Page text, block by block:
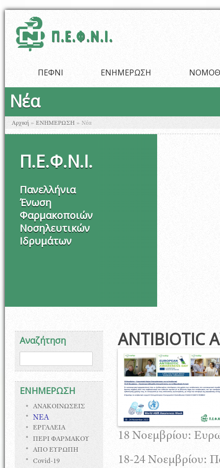
ΠΕΦΝΙ ΕΝΗΜΕΡΩΣΗ
Νέα
Είστε εδώ
Αρχική » ΕΝΗΜΕΡΩΣΗ » Νέα
Π.Ε.Φ.Ν.Ι.
Πανελλήνια
Ένωση
Φαρμακοποιών
Νοσηλευτικών
Ιδρυμάτων
Αναζήτηση
Φόρμα αναζήτησης
ΕΝΗΜΕΡΩΣΗ
ΑΝΑΚΟΙΝΩΣΕΙΣ
ΝΕΑ
ΕΡΓΑΛΕΙΑ
ΠΕΡΙ ΦΑΡΜΑΚΟΥ
ΑΠΟ ΕΥΡΩΠΗ
Covid-19
ANTIBIOTIC
18 Νοεμβρίου:
18-24 Νοεμβρίου: